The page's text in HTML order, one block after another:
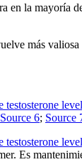
en la mayoría
más valiosa
Source 6; Source
Es